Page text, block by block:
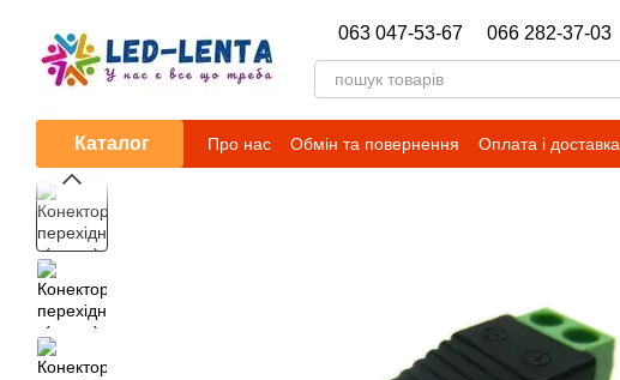
063 047-53-67 066 282-37-03
Каталог Про нас Обмін та повернення Оплата і доставка
Новини